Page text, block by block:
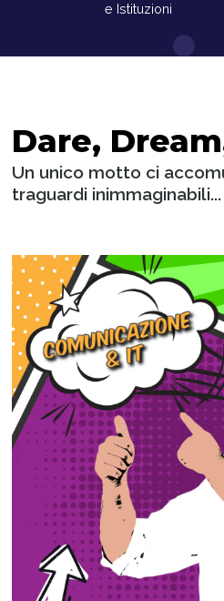
e Istituzioni
Dare,
Un unico motto ci
traguardi inimmaginabili...